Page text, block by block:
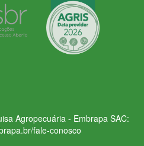
Agropecuária - Embrapa SAC:
fale-conosco